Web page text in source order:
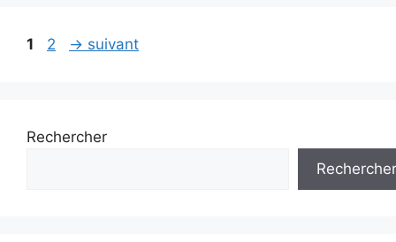
Page
1 Page
2 → suivant
Rechercher
Rechercher